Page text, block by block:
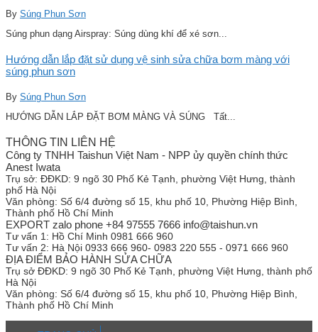
By Súng Phun Sơn
Súng phun dạng Airspray: Súng dùng khí để xé sơn...
Hướng dẫn lắp đặt sử dụng vệ sinh sửa chữa bơm màng với
súng phun sơn
By Súng Phun Sơn
HƯỚNG DẪN LẮP ĐẶT BƠM MÀNG VÀ SÚNG Tất...
THÔNG TIN LIÊN HỆ
Công ty TNHH Taishun Việt Nam - NPP ủy quyền chính thức
Anest Iwata
Trụ sở: ĐĐKD: 9 ngõ 30 Phố Kẻ Tạnh, phường Việt Hưng, thành
phố Hà Nội
Văn phòng: Số 6/4 đường số 15, khu phố 10, Phường Hiệp Bình,
Thành phố Hồ Chí Minh
EXPORT zalo phone +84 97555 7666 info@taishun.vn
Tư vấn 1: Hồ Chí Minh 0981 666 960
Tư vấn 2: Hà Nội 0933 666 960- 0983 220 555 - 0971 666 960
ĐỊA ĐIỂM BẢO HÀNH SỬA CHỮA
Trụ sở ĐĐKD: 9 ngõ 30 Phố Kẻ Tạnh, phường Việt Hưng, thành phố
Hà Nội
Văn phòng: Số 6/4 đường số 15, khu phố 10, Phường Hiệp Bình,
Thành phố Hồ Chí Minh